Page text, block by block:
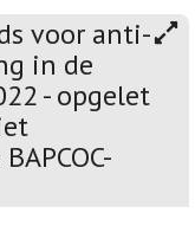
voor anti-
in de
- opgelet